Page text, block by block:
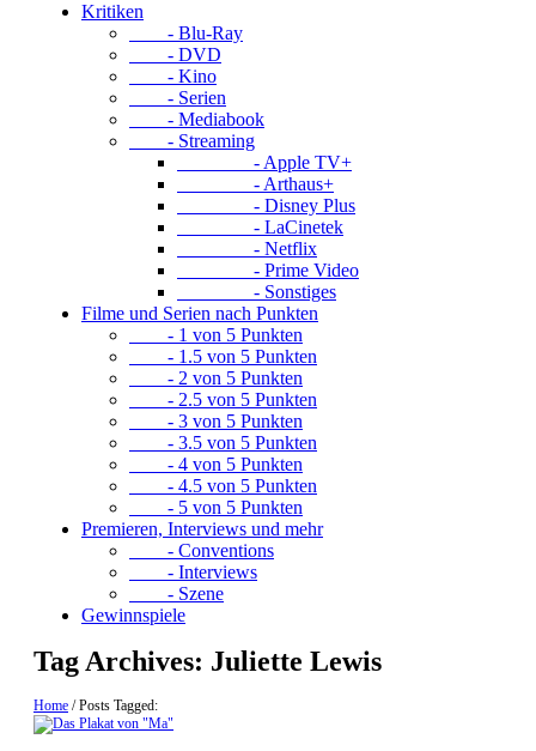
Kritiken
- Blu-Ray
- DVD
- Kino
- Serien
- Mediabook
- Streaming
- Apple TV+
- Arthaus+
- Disney Plus
- LaCinetek
- Netflix
- Prime Video
- Sonstiges
Filme und Serien nach Punkten
- 1 von 5 Punkten
- 1.5 von 5 Punkten
- 2 von 5 Punkten
- 2.5 von 5 Punkten
- 3 von 5 Punkten
- 3.5 von 5 Punkten
- 4 von 5 Punkten
- 4.5 von 5 Punkten
- 5 von 5 Punkten
Premieren, Interviews und mehr
- Conventions
- Interviews
- Szene
Gewinnspiele
Tag Archives: Juliette Lewis
Home /Posts Tagged: